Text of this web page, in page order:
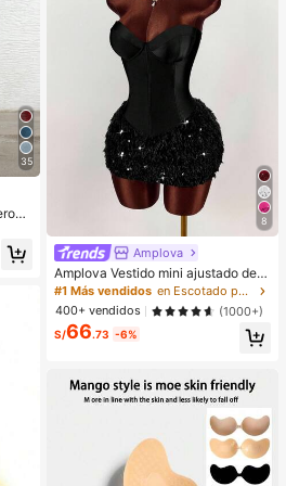
35
8
Amplova
Amplova Vestido mini ajustado de
mujer con parches de unicolor, dobl
adillo de piel sintética y estilo de m
oda
#1 Más vendidos
en Escotado por detrás Mini vestidos de mujer
400+ vendidos
(1000+)
S/66.73 -6%